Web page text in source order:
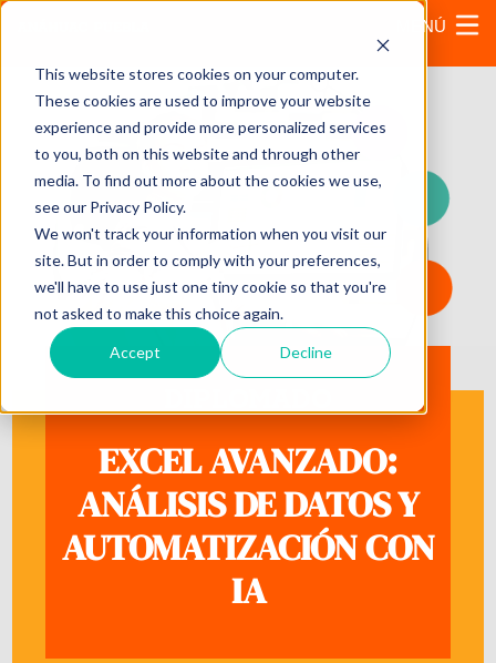
This website stores cookies on your computer.
These cookies are used to improve your website
experience and provide more personalized services
to you, both on this website and through other
media. To find out more about the cookies we use,
see our Privacy Policy.
We won't track your information when you visit our
site. But in order to comply with your preferences,
we'll have to use just one tiny cookie so that you're
not asked to make this choice again.
Accept Decline
MENÚ
EXCEL AVANZADO:
ANÁLISIS DE DATOS Y
AUTOMATIZACIÓN CON
IA